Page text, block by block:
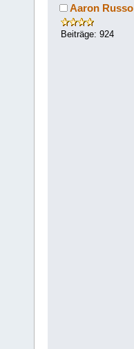
Aaron Russo
Beiträge: 924